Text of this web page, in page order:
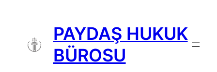
PAYDAŞ HUKUK
BÜROSU